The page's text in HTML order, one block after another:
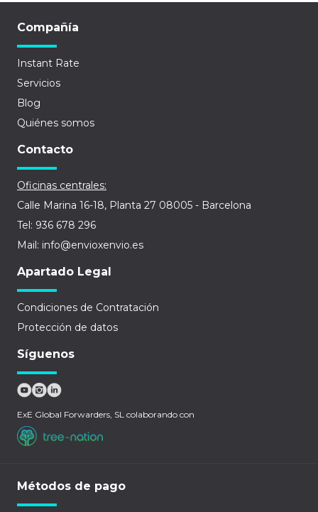
Compañía
Instant Rate
Servicios
Blog
Quiénes somos
Contacto
Oficinas centrales:
Calle Marina 16-18, Planta 27 08005 - Barcelona
Tel: 936 678 296
Mail: info@envioxenvio.es
Apartado Legal
Condiciones de Contratación
Protección de datos
Síguenos
ExE Global Forwarders, SL colaborando con
Métodos de pago